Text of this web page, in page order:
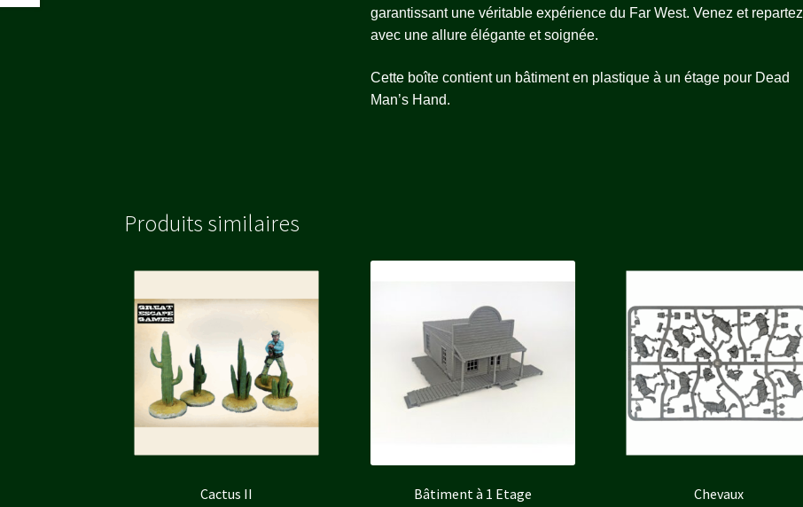
garantissant une véritable expérience du Far West. Venez et repartez
avec une allure élégante et soignée.
Cette boîte contient un bâtiment en plastique à un étage pour Dead
Man’s Hand.
Produits similaires
Cactus II Bâtiment à 1 Etage Chevaux